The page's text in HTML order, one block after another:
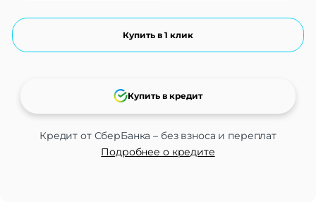
Купить в 1 клик
Кредит от СберБанка – без взноса и переплат
Подробнее о кредите
Купить в кредит